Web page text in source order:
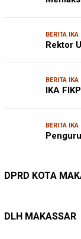
BERITA
Rektor
BERITA
IKA
BERITA
DPRD KOTA
Kepuasan
DLH MAKASSAR
Belanja